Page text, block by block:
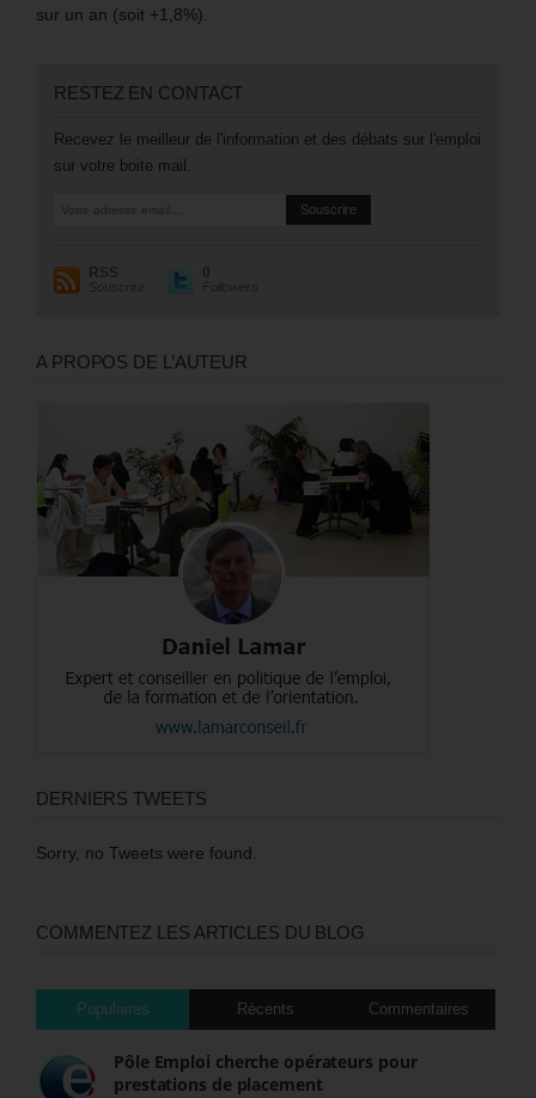
sur un an (soit +1,8%).
RESTEZ EN CONTACT
Recevez le meilleur de l'information et des débats sur l'emploi
sur votre boite mail.
RSS
Souscrire
0
Followers
A PROPOS DE L’AUTEUR
DERNIERS TWEETS
Sorry, no Tweets were found.
COMMENTEZ LES ARTICLES DU BLOG
Populaires Récents Commentaires
Pôle Emploi cherche opérateurs pour
prestations de placement